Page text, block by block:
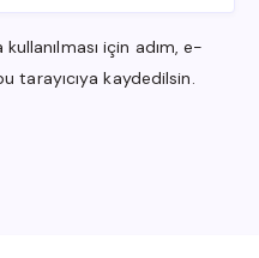
için adım, e-
tarayıcıya kaydedilsin.